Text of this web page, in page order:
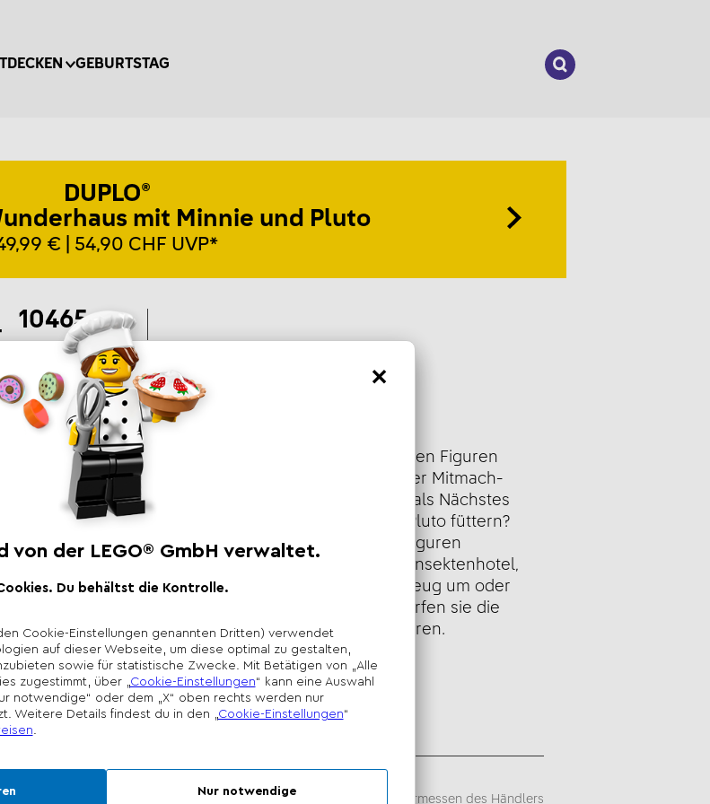
GEBURTSTAG
Suchen
DUPLO®
mit Minnie und Pluto
€ | 54,90 CHF UVP*
10465
Artikel
Produktbeschreibung
Begleite Micky Maus und die anderen Figuren
zum Wunderhaus. Sie drehen an der Mitmach-
Maschine, um zu erfahren, was sie als Nächstes
machen sollen. Sollen sie malen? Pluto füttern?
Die Rutsche hinuntersausen? Die Figuren
kümmern sich um die Tierchen im Insektenhotel,
graben den Garten mit dem Werkzeug um oder
gießen die Erdbeeren. Und jetzt dürfen sie die
selbstgemachte Marmelade probieren.
Die Preisgestaltung liegt im alleinigen Ermessen des Händlers